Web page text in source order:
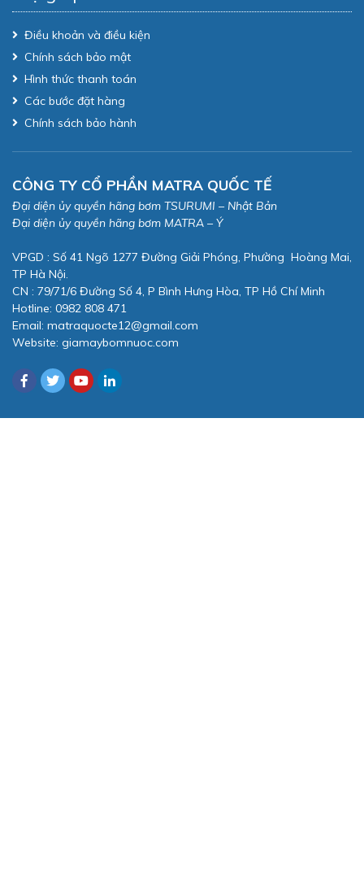
Điều khoản và điều kiện
Chính sách bảo mật
Hình thức thanh toán
Các bước đặt hàng
Chính sách bảo hành
CÔNG TY CỔ PHẦN MATRA QUỐC TẾ
Đại diện ủy quyền hãng bơm TSURUMI – Nhật Bản
Đại diện ủy quyền hãng bơm MATRA – Ý
VPGD : Số 41 Ngõ 1277 Đường Giải Phóng, Phường Hoàng Mai,
TP Hà Nội.
CN : 79/71/6 Đường Số 4, P Bình Hưng Hòa, TP Hồ Chí Minh
Hotline: 0982 808 471
Email: matraquocte12@gmail.com
Website: giamaybomnuoc.com